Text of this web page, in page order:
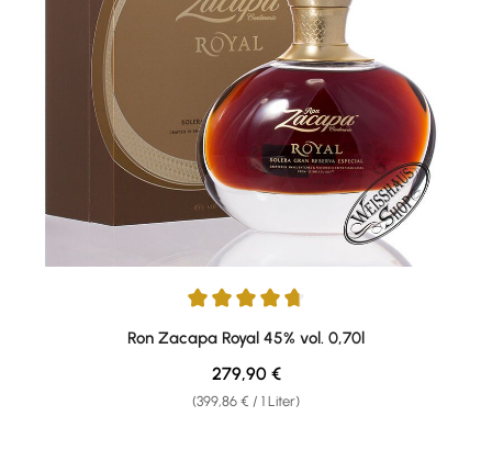
Durchschnittliche Bewertung von 4.71 von 5 Sternen
Ron Zacapa Royal 45% vol. 0,70l
(399,86 € / 1 Liter)
Regulärer Preis:
279,90 €